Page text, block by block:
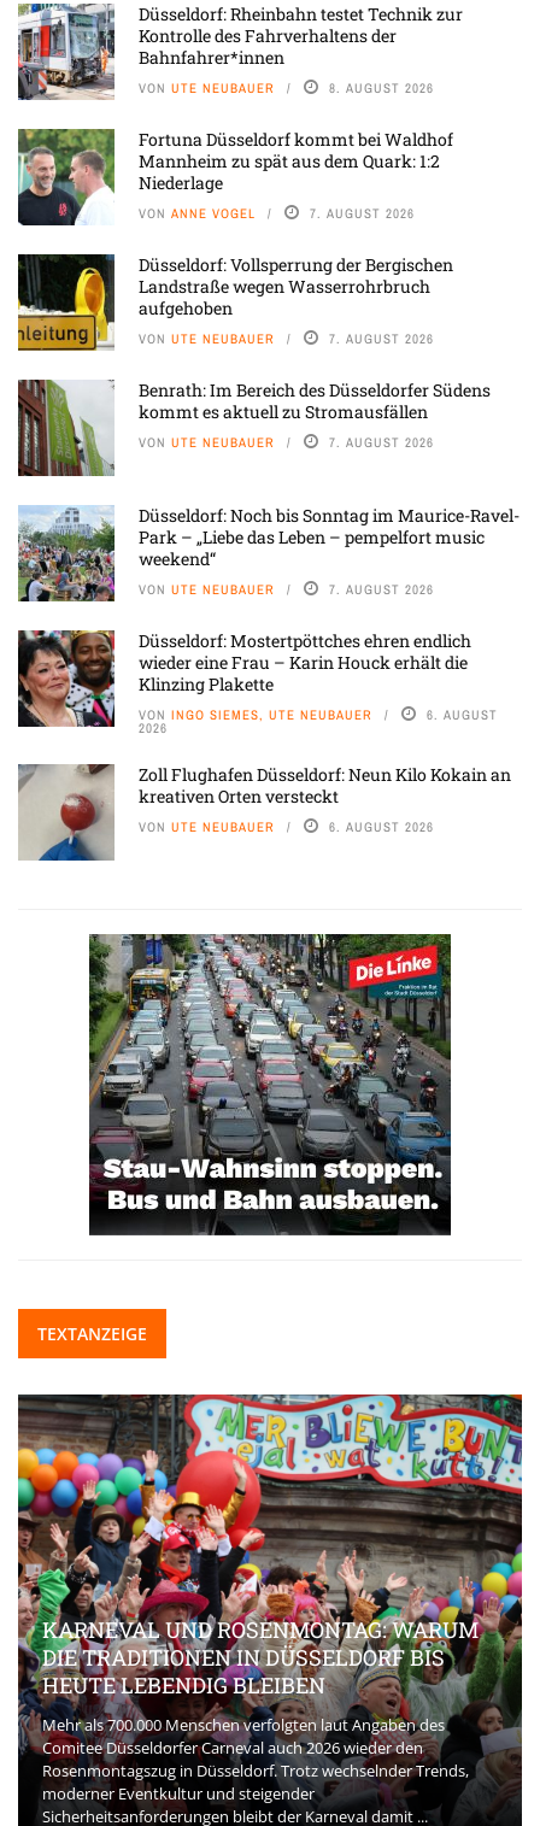
Düsseldorf: Rheinbahn testet Technik zur
Kontrolle des Fahrverhaltens der
Bahnfahrer*innen
VON UTE NEUBAUER 8. AUGUST 2026
Fortuna Düsseldorf kommt bei Waldhof
Mannheim zu spät aus dem Quark: 1:2
Niederlage
VON ANNE VOGEL 7. AUGUST 2026
Düsseldorf: Vollsperrung der Bergischen
Landstraße wegen Wasserrohrbruch
aufgehoben
VON UTE NEUBAUER 7. AUGUST 2026
Benrath: Im Bereich des Düsseldorfer Südens
kommt es aktuell zu Stromausfällen
VON UTE NEUBAUER 7. AUGUST 2026
Düsseldorf: Noch bis Sonntag im Maurice-Ravel-
Park – „Liebe das Leben – pempelfort music
weekend“
VON UTE NEUBAUER 7. AUGUST 2026
Düsseldorf: Mostertpöttches ehren endlich
wieder eine Frau – Karin Houck erhält die
Klinzing Plakette
VON INGO SIEMES, UTE NEUBAUER 6. AUGUST
2026
Zoll Flughafen Düsseldorf: Neun Kilo Kokain an
kreativen Orten versteckt
VON UTE NEUBAUER 6. AUGUST 2026
TEXTANZEIGE
KARNEVAL UND ROSENMONTAG: WARUM
DIE TRADITIONEN IN DÜSSELDORF BIS
HEUTE LEBENDIG BLEIBEN
Mehr als 700.000 Menschen verfolgten laut Angaben des
Comitee Düsseldorfer Carneval auch 2026 wieder den
Rosenmontagszug in Düsseldorf. Trotz wechselnder Trends,
moderner Eventkultur und steigender
Sicherheitsanforderungen bleibt der Karneval damit ...